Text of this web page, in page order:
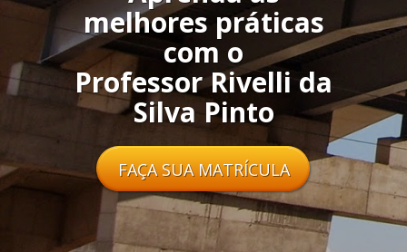
melhores práticas
com o
Professor Rivelli da
Silva Pinto
FAÇA SUA MATRÍCULA